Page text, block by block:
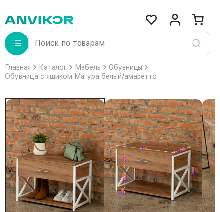
Главная Каталог Мебель
Обувницы
Обувница с ящиком Магура белый/амаретто